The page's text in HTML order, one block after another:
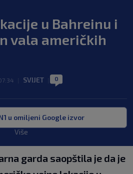
u Bahreinu i
vala američkih
SVIJET 0
u omiljeni Google izvor
Više
garda saopštila je da je